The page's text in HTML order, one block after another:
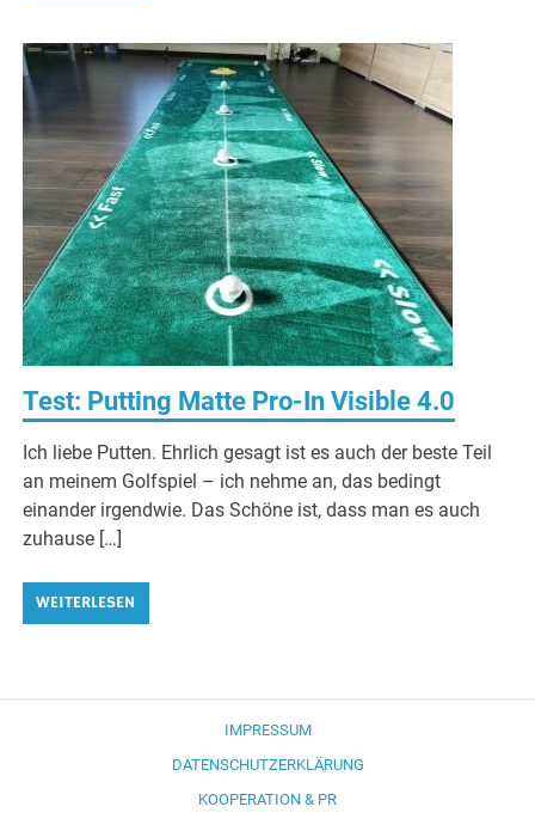
Test: Putting Matte Pro-In Visible 4.0
Ich liebe Putten. Ehrlich gesagt ist es auch der beste Teil
an meinem Golfspiel – ich nehme an, das bedingt
einander irgendwie. Das Schöne ist, dass man es auch
zuhause […]
WEITERLESEN
IMPRESSUM
DATENSCHUTZERKLÄRUNG
KOOPERATION & PR